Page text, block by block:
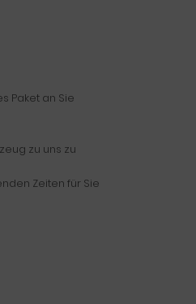
Paket an Sie
zu uns zu
Zeiten für Sie